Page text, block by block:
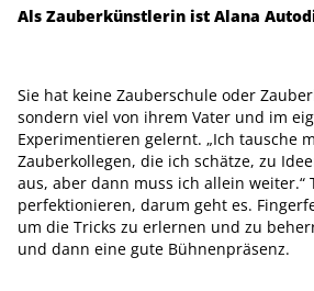
Als Zauberkünstlerin ist Alana
Sie hat keine Zauberschule oder
sondern viel von ihrem Vater und im
Experimentieren gelernt. „Ich tausche
Zauberkollegen, die ich schätze, zu
aus, aber dann muss ich allein weiter.“
perfektionieren, darum geht es.
um die Tricks zu erlernen und zu
und dann eine gute Bühnenpräsenz.